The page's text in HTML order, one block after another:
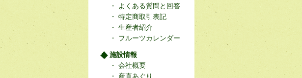
よくある質問と回答
特定商取引表記
生産者紹介
フルーツカレンダー
施設情報
会社概要
産直あぐり